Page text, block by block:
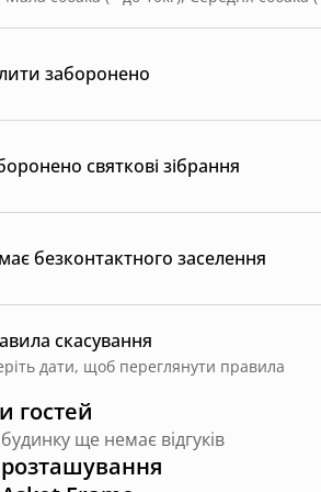
заборонено
святкові зібрання
безконтактного заселення
скасування
дати, щоб переглянути правила
гостей
ще немає відгуків